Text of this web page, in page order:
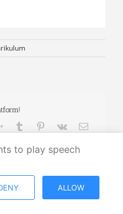
Google+Tumblr Pinterest
Vk Email
to play speech
ALLOW